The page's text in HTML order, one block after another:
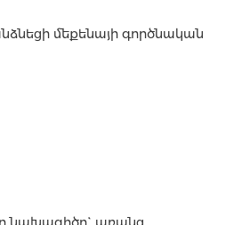
մեքենայի գործնական